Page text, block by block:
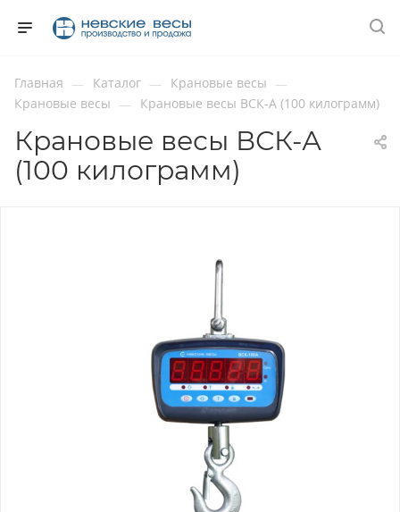
Главная — Каталог — Крановые весы —
Крановые весы — Крановые весы ВСК-А (100 килограмм)
Крановые весы ВСК-А
(100 килограмм)